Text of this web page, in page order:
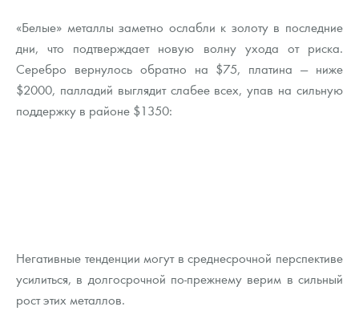
«Белые» металлы заметно ослабли к золоту в последние
дни, что подтверждает новую волну ухода от риска.
Серебро вернулось обратно на $75, платина — ниже
$2000, палладий выглядит слабее всех, упав на сильную
поддержку в районе $1350:
Негативные тенденции могут в среднесрочной перспективе
усилиться, в долгосрочной по-прежнему верим в сильный
рост этих металлов.